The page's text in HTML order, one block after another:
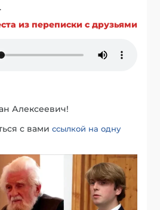
из переписки с друзьями
Алексеевич!
с вамиссылкой на одну